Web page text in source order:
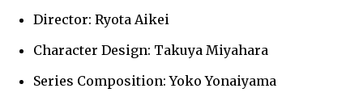
Director: Ryota Aikei
Character Design: Takuya Miyahara
Series Composition: Yoko Yonaiyama